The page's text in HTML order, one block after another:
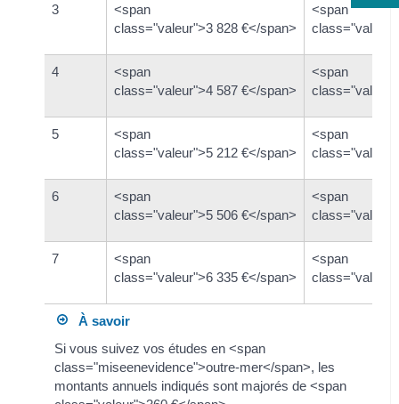
3
<span
class="valeur">3 828 €</span>
<span
4
<span
class="valeur">4 587 €</span>
<span
5
<span
class="valeur">5 212 €</span>
<span
6
<span
class="valeur">5 506 €</span>
<span
7
<span
class="valeur">6 335 €</span>
<span
À savoir
Si vous suivez vos études en <span
class="miseenevidence">outre-mer</span>, les
montants annuels indiqués sont majorés de <span